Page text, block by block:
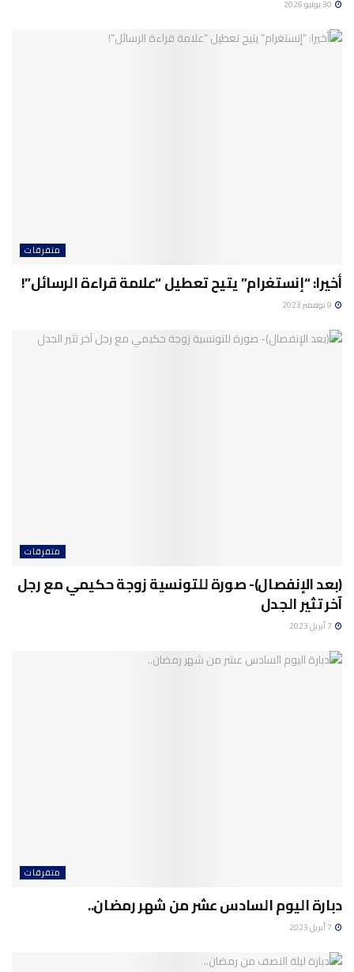
متفرقات
أخيرا: “إنستغرام” يتيح تعطيل “علامة قراءة الرسائل”!
متفرقات
(بعد الإنفصال)- صورة للتونسية زوجة حكيمي مع رجل
آخر تثير الجدل
متفرقات
دبارة اليوم السادس عشر من شهر رمضان..